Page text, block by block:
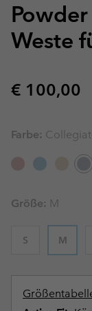
Weste
Regular
€ 100,00
Farbe:
Größe: M
S M